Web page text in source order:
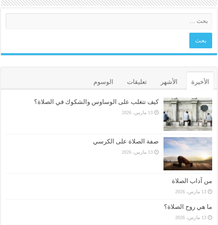
الأخيرة الأشهر تعليقات الوسوم
كيف تتغلب على الوساوس والشكوك في الصلاة؟
13 مارس، 2026
صفة الصلاة على الكرسي
13 مارس، 2026
من آداب الصلاة
13 مارس، 2026
ما هي روح الصلاة؟
13 مارس، 2026